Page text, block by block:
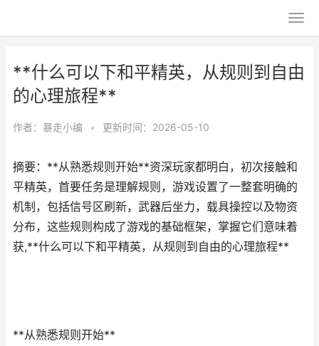
**什么可以下和平精英，从规则到自由
的心理旅程**
作者： 暴走小编 • 更新时间：2026-05-10
摘要：**从熟悉规则开始**资深玩家都明白，初次接触和
平精英，首要任务是理解规则，游戏设置了一整套明确的
机制，包括信号区刷新，武器后坐力，载具操控以及物资
分布，这些规则构成了游戏的基础框架，掌握它们意味着
获,**什么可以下和平精英，从规则到自由的心理旅程**
**从熟悉规则开始**